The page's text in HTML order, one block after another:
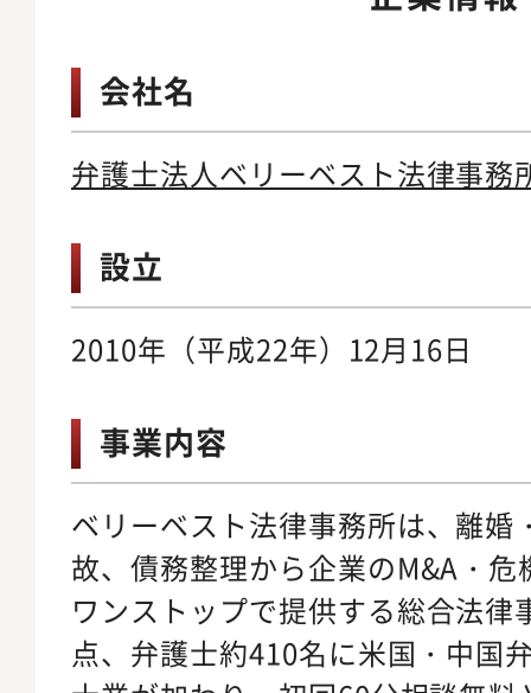
会社名
弁護士法人ベリーベスト法律事務
設立
2010年（平成22年）12月16日
事業内容
ベリーベスト法律事務所は、離婚
故、債務整理から企業のM&A・
ワンストップで提供する総合法律
点、弁護士約410名に米国・中国